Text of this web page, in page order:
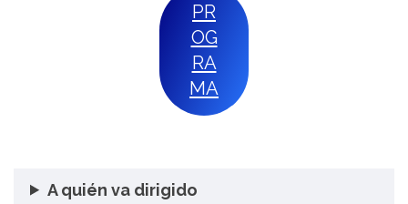
PR
OG
RA
MA
A quién va dirigido